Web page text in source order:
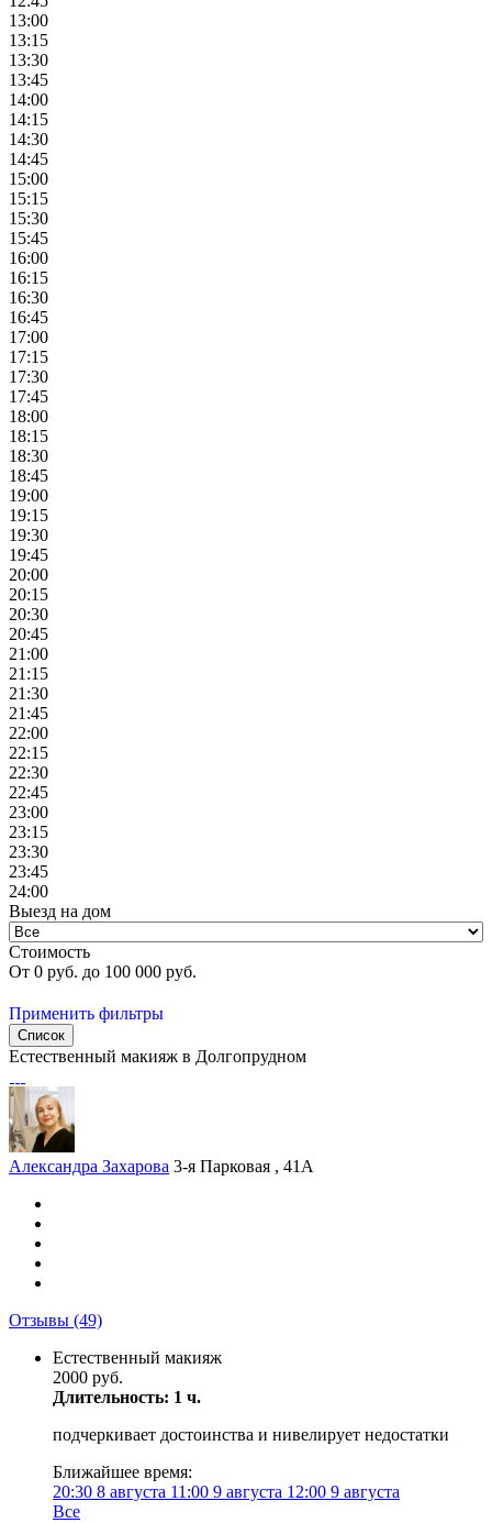
13:00
13:15
13:30
13:45
14:00
14:15
14:30
14:45
15:00
15:15
15:30
15:45
16:00
16:15
16:30
16:45
17:00
17:15
17:30
17:45
18:00
18:15
18:30
18:45
19:00
19:15
19:30
19:45
20:00
20:15
20:30
20:45
21:00
21:15
21:30
21:45
22:00
22:15
22:30
22:45
23:00
23:15
23:30
23:45
24:00
Выезд на дом
Стоимость
От 0 руб. до 100 000 руб.
Применить фильтры
Список
Естественный макияж в Долгопрудном
Александра Захарова 3-я Парковая , 41А
Отзывы (49)
Естественный макияж
2000 руб.
Длительность: 1 ч.
подчеркивает достоинства и нивелирует недостатки
Ближайшее время:
20:30 8 августа 11:00 9 августа 12:00 9 августа
Все